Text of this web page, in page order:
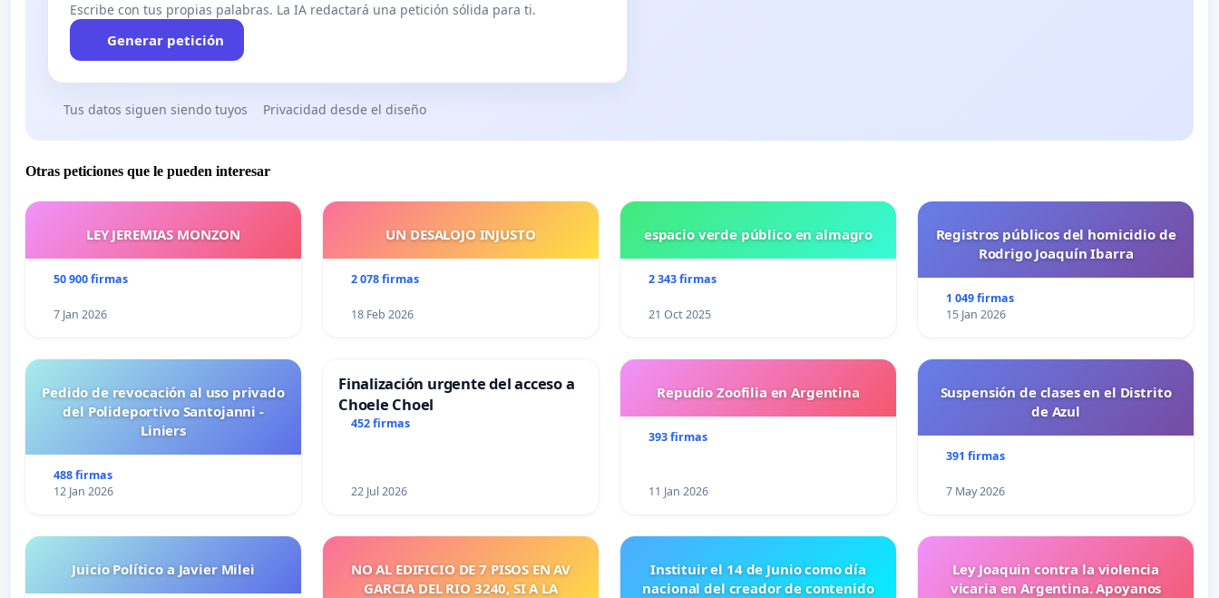
Escribe con tus propias palabras. La IA redactará una petición sólida para ti.
Generar petición
Tus datos siguen siendo tuyos Privacidad desde el diseño
Otras peticiones que le pueden interesar
LEY JEREMIAS MONZON
50 900 firmas
7 Jan 2026
UN DESALOJO INJUSTO
2 078 firmas
18 Feb 2026
espacio verde público en almagro
2 343 firmas
21 Oct 2025
Registros públicos del homicidio de
Rodrigo Joaquín Ibarra
1 049 firmas
15 Jan 2026
Pedido de revocación al uso privado
del Polideportivo Santojanni -
Liniers
488 firmas
12 Jan 2026
Finalización urgente del acceso a
Choele Choel
452 firmas
22 Jul 2026
Repudio Zoofilia en Argentina
393 firmas
11 Jan 2026
Suspensión de clases en el Distrito
de Azul
391 firmas
7 May 2026
Juicio Político a Javier Milei
NO AL EDIFICIO DE 7 PISOS EN AV
GARCIA DEL RIO 3240, SI A LA
Instituir el 14 de Junio como día
nacional del creador de contenido
Ley Joaquin contra la violencia
vicaria en Argentina. Apoyanos